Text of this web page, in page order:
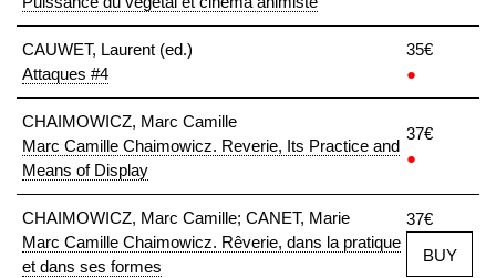
CAUWET, Laurent (ed.)
Attaques #4
35€
●
CHAIMOWICZ, Marc Camille
Marc Camille Chaimowicz. Reverie, Its Practice and
Means of Display
37€
●
CHAIMOWICZ, Marc Camille; CANET, Marie
Marc Camille Chaimowicz. Rêverie, dans la pratique
et dans ses formes
37€
BUY